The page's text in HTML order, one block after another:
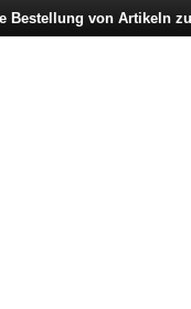
Bestellung von Artikeln